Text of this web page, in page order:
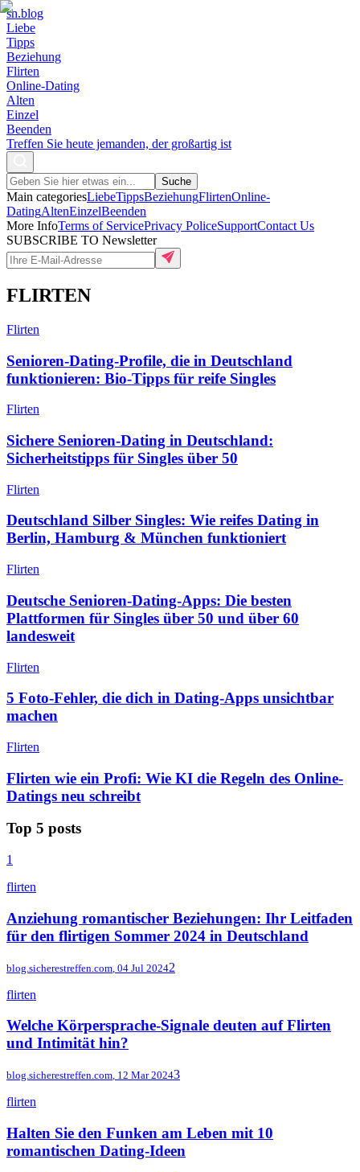
sn.blog
Liebe
Tipps
Beziehung
Flirten
Online-Dating
Alten
Einzel
Beenden
Treffen Sie heute jemanden, der großartig ist
Suche
Main categoriesLiebeTippsBeziehungFlirtenOnline-
DatingAltenEinzelBeenden
More InfoTerms of ServicePrivacy PoliceSupportContact Us
SUBSCRIBE TO Newsletter
FLIRTEN
Flirten
Senioren-Dating-Profile, die in Deutschland
funktionieren: Bio-Tipps für reife Singles
Flirten
Sichere Senioren-Dating in Deutschland:
Sicherheitstipps für Singles über 50
Flirten
Deutschland Silber Singles: Wie reifes Dating in
Berlin, Hamburg & München funktioniert
Flirten
Deutsche Senioren-Dating-Apps: Die besten
Plattformen für Singles über 50 und über 60
landesweit
Flirten
5 Foto-Fehler, die dich in Dating-Apps unsichtbar
machen
Flirten
Flirten wie ein Profi: Wie KI die Regeln des Online-
Datings neu schreibt
Top 5 posts
1
flirten
Anziehung romantischer Beziehungen: Ihr Leitfaden
für den flirtigen Sommer 2024 in Deutschland
blog.sicherestreffen.com 04 Jul 20242
flirten
Welche Körpersprache-Signale deuten auf Flirten
und Intimität hin?
blog.sicherestreffen.com, 12 Mar 20243
flirten
Halten Sie den Funken am Leben mit 10
romantischen Dating-Ideen